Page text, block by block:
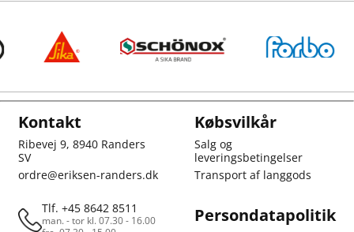
Kontakt
Ribevej 9, 8940 Randers
SV
ordre@eriksen-randers.dk
Tlf. +45 8642 8511
man. - tor kl. 07.30 - 16.00
Købsvilkår
Salg og
leveringsbetingelser
Transport af langgods
Persondatapolitik